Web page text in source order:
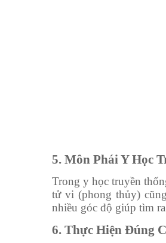
5. Môn Phái Y Học
Trong y học truyền
tử vi (phong thủy)
nhiều góc độ giúp tìm
6. Thực Hiện Đúng